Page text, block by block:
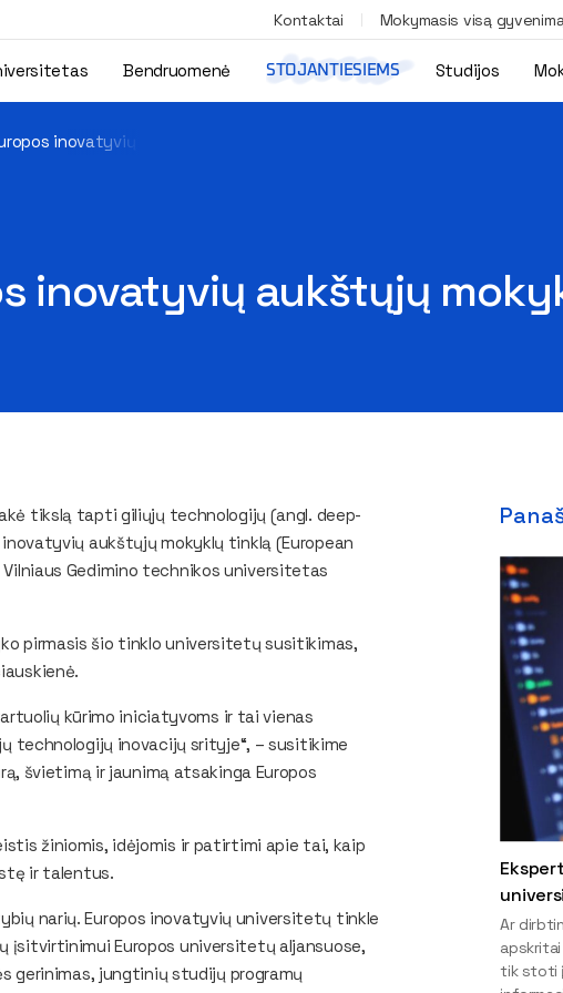
Kontaktai Mokymasis visą gyvenimą
Bendruomenė STOJANTIESIEMS Studijos
inovatyvių aukštųjų mokyklų tinklo narys
inovatyvių aukštųjų
tikslą tapti giliųjų technologijų (angl. deep-
aukštųjų mokyklų tinklą (European
Gedimino technikos universitetas
pirmasis šio tinklo universitetų susitikimas,
kūrimo iniciatyvoms ir tai vienas
technologijų inovacijų srityje“, – susitikime
švietimą ir jaunimą atsakinga Europos
žiniomis, idėjomis ir patirtimi apie tai, kaip
ir talentus.
narių. Europos inovatyvių universitetų tinkle
įsitvirtinimui Europos universitetų aljansuose,
gerinimas, jungtinių studijų programų
Ar
tik stoti į